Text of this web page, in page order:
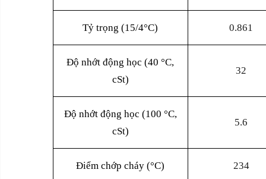
Tỷ trọng (15/4°C) 0.861
Độ nhớt động học (40 °C,
cSt)
32
Độ nhớt động học (100 °C,
cSt)
5.6
Điểm chớp cháy (°C) 234